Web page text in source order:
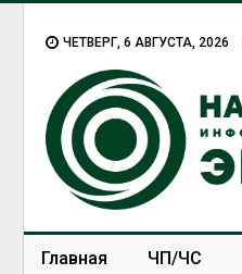
ЧЕТВЕРГ, 6 АВГУСТА, 2026
Главная ЧП/ЧС